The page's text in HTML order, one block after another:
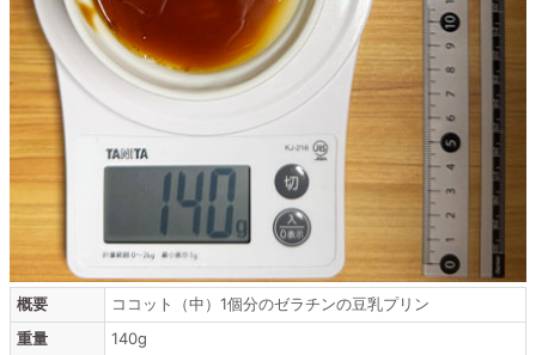
概要
ココット（中）1個分のゼラチンの豆乳プリン
重量
140g